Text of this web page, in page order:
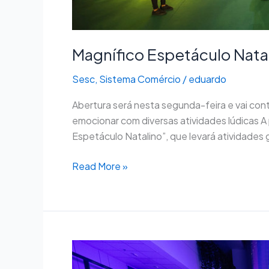
Magnífico Espetáculo
Sesc, Sistema Comércio /eduardo
Abertura será nesta segunda-feira e vai
emocionar com diversas atividades lúdicas
Espetáculo Natalino”, que levará atividades
Read More »
Sesc-
DF